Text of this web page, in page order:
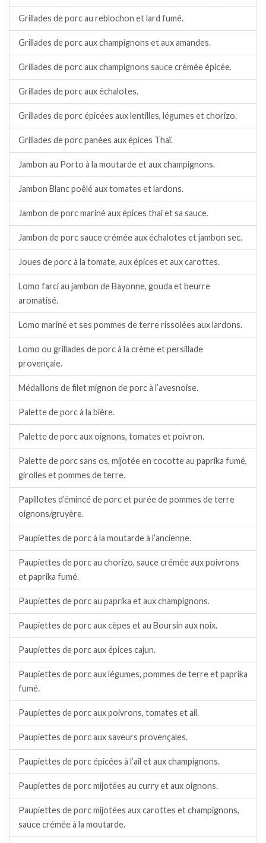
Grillades de porc au reblochon et lard fumé.
Grillades de porc aux champignons et aux amandes.
Grillades de porc aux champignons sauce crémée épicée.
Grillades de porc aux échalotes.
Grillades de porc épicées aux lentilles, légumes et chorizo.
Grillades de porc panées aux épices Thaï.
Jambon au Porto à la moutarde et aux champignons.
Jambon Blanc poêlé aux tomates et lardons.
Jambon de porc mariné aux épices thaï et sa sauce.
Jambon de porc sauce crémée aux échalotes et jambon sec.
Joues de porc à la tomate, aux épices et aux carottes.
Lomo farci au jambon de Bayonne, gouda et beurre
aromatisé.
Lomo mariné et ses pommes de terre rissolées aux lardons.
Lomo ou grillades de porc à la crème et persillade
provençale.
Médaillons de filet mignon de porc à l’avesnoise.
Palette de porc à la bière.
Palette de porc aux oignons, tomates et poivron.
Palette de porc sans os, mijotée en cocotte au paprika fumé,
girolles et pommes de terre.
Papillotes d’émincé de porc et purée de pommes de terre
oignons/gruyère.
Paupiettes de porc à la moutarde à l’ancienne.
Paupiettes de porc au chorizo, sauce crémée aux poivrons
et paprika fumé.
Paupiettes de porc au paprika et aux champignons.
Paupiettes de porc aux cèpes et au Boursin aux noix.
Paupiettes de porc aux épices cajun.
Paupiettes de porc aux légumes, pommes de terre et paprika
fumé.
Paupiettes de porc aux poivrons, tomates et ail.
Paupiettes de porc aux saveurs provençales.
Paupiettes de porc épicées à l’ail et aux champignons.
Paupiettes de porc mijotées au curry et aux oignons.
Paupiettes de porc mijotées aux carottes et champignons,
sauce crémée à la moutarde.